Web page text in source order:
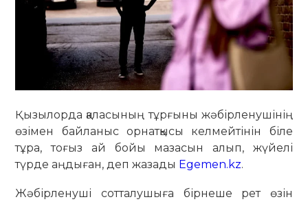
Қызылорда қаласының тұрғыны жәбірленушінің
өзімен байланыс орнатқысы келмейтінін біле
тұра, тоғыз ай бойы мазасын алып, жүйелі
түрде аңдыған, деп жазады Egemen.kz.
Жәбірленуші сотталушыға бірнеше рет өзін